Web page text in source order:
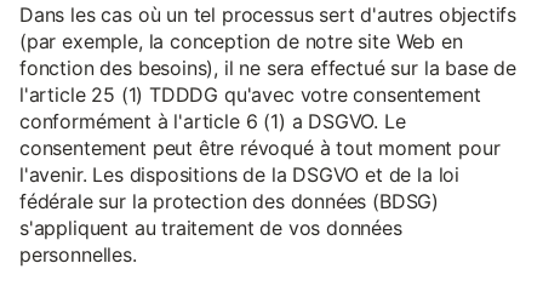
Dans les cas où un tel processus sert d'autres objectifs
(par exemple, la conception de notre site Web en
fonction des besoins), il ne sera effectué sur la base de
l'article 25 (1) TDDDG qu'avec votre consentement
conformément à l'article 6 (1) a DSGVO. Le
consentement peut être révoqué à tout moment pour
l'avenir. Les dispositions de la DSGVO et de la loi
fédérale sur la protection des données (BDSG)
s'appliquent au traitement de vos données
personnelles.